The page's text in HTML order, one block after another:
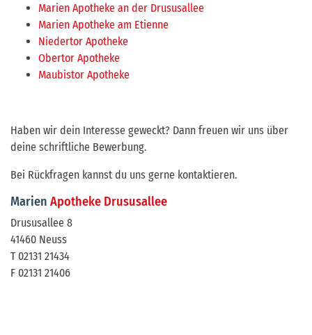
Marien Apotheke an der Drususallee
Marien Apotheke am Etienne
Niedertor Apotheke
Obertor Apotheke
Maubistor Apotheke
Haben wir dein Interesse geweckt? Dann freuen wir uns über
deine schriftliche Bewerbung.
Bei Rückfragen kannst du uns gerne kontaktieren.
Marien Apotheke Drususallee
Drususallee 8
41460 Neuss
T 02131 21434
F 02131 21406